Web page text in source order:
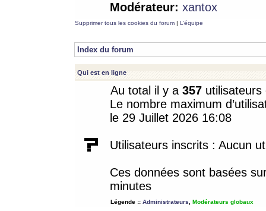
Modérateur: xantox
Supprimer tous les cookies du forum | L’équipe
Index du forum
Qui est en ligne
Au total il y a 357
Le nombre maximum
le 29 Juillet 2026 16:08
Utilisateurs inscrits : Aucun
Ces données sont basées
minutes
Légende :: Administrateurs Modérateurs globaux